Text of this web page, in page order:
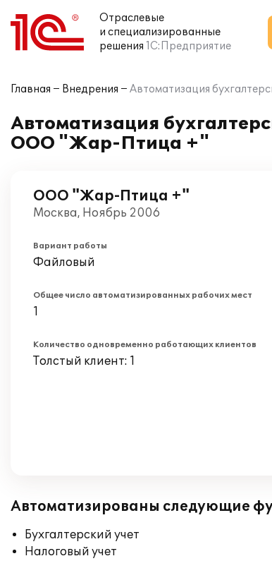
Отраслевые
и специализированные
решения 1С:Предприятие
Главная Внедрения Автоматизация
Автоматизация
ООО "Жар-Птица +"
ООО "Жар-Птица +"
Москва, Ноябрь 2006
Вариант работы
Файловый
Общее число автоматизированных рабочих мест
1
Количество одновременно работающих клиентов
Толстый клиент: 1
Автоматизированы следующие
Бухгалтерский учет
Налоговый учет